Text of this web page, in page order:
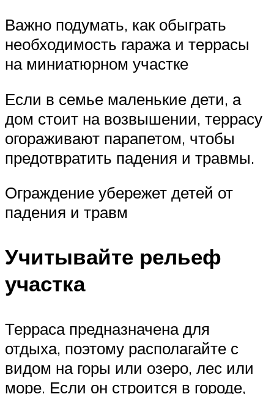
Важно подумать, как обыграть
необходимость гаража и террасы
на миниатюрном участке
Если в семье маленькие дети, а
дом стоит на возвышении, террасу
огораживают парапетом, чтобы
предотвратить падения и травмы.
Ограждение убережет детей от
падения и травм
Учитывайте рельеф
участка
Терраса предназначена для
отдыха, поэтому располагайте с
видом на горы или озеро, лес или
море. Если он строится в городе,